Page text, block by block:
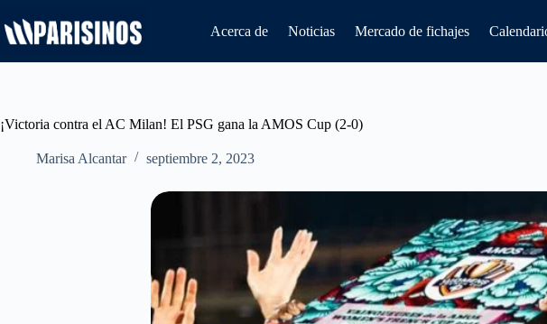
al
contenido
Acerca de Noticias Mercado de fichajes
¡Victoria contra el AC Milan! El PSG gana la AMOS Cup (2-0)
Marisa Alcantar septiembre 2, 2023